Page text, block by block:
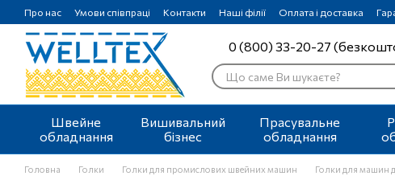
Перейти до основного контенту
Про нас Умови співпраці Контакти Наші філії Оплата і доставка
0 (800) 33-20-27
Швейне
обладнання
Вишивальний
бізнес
Прасувальне
обладнання
Головна Голки Голки для промислових швейних машин Голки для машин